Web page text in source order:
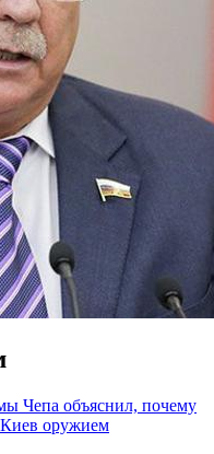
Чепа объяснил, почему
Киев оружием